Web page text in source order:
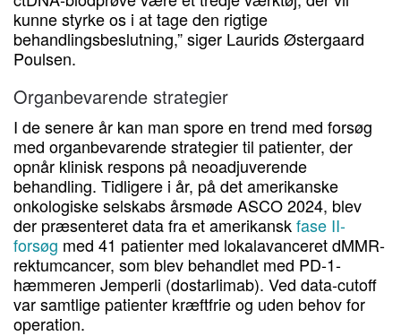
kunne styrke os i at tage den rigtige
behandlingsbeslutning,” siger Laurids Østergaard
Poulsen.
Organbevarende strategier
I de senere år kan man spore en trend med forsøg
med organbevarende strategier til patienter, der
opnår klinisk respons på neoadjuverende
behandling. Tidligere i år, på det amerikanske
onkologiske selskabs årsmøde ASCO 2024, blev
der præsenteret data fra et amerikanskfase II-
forsøg med 41 patienter med lokalavanceret dMMR-
rektumcancer, som blev behandlet med PD-1-
hæmmeren Jemperli (dostarlimab). Ved data-cutoff
var samtlige patienter kræftfrie og uden behov for
operation.